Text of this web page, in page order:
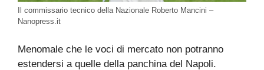
Il commissario tecnico della Nazionale Roberto Mancini –
Nanopress.it
Menomale che le voci di mercato non potranno
estendersi a quelle della panchina del Napoli.